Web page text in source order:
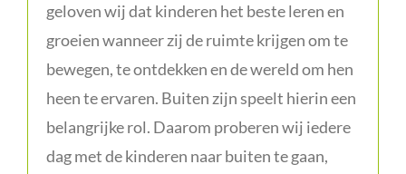
geloven wij dat kinderen het beste leren en
groeien wanneer zij de ruimte krijgen om te
bewegen, te ontdekken en de wereld om hen
heen te ervaren. Buiten zijn speelt hierin een
belangrijke rol. Daarom proberen wij iedere
dag met de kinderen naar buiten te gaan,